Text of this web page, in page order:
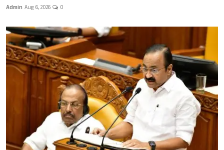
Admin Aug 6, 2026 0